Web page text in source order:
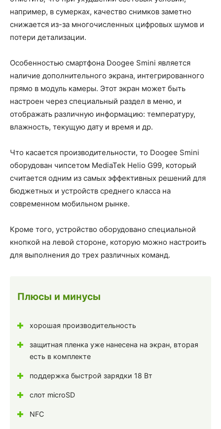
например, в сумерках, качество снимков заметно
снижается из-за многочисленных цифровых шумов и
потери детализации.
Особенностью смартфона Doogee Smini является
наличие дополнительного экрана, интегрированного
прямо в модуль камеры. Этот экран может быть
настроен через специальный раздел в меню, и
отображать различную информацию: температуру,
влажность, текущую дату и время и др.
Что касается производительности, то Doogee Smini
оборудован чипсетом MediaTek Helio G99, который
считается одним из самых эффективных решений для
бюджетных и устройств среднего класса на
современном мобильном рынке.
Кроме того, устройство оборудовано специальной
кнопкой на левой стороне, которую можно настроить
для выполнения до трех различных команд.
Плюсы и минусы
хорошая производительность
защитная пленка уже нанесена на экран, вторая
есть в комплекте
поддержка быстрой зарядки 18 Вт
слот microSD
NFC